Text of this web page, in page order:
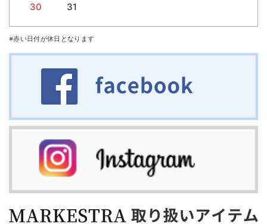
30
31
※赤い日付が休日となります